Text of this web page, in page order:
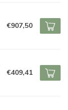
€907,50
€409,41